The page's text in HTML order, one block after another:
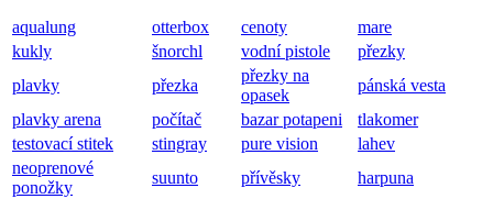
aqualung otterbox cenoty
mare
kukly
šnorchl vodní pistole
přezky
plavky
přezka
přezky na
opasek
pánská vesta
plavky arena
počítač bazar potapeni
tlakomer
testovací stitek
stingray pure vision
lahev
neoprenové
ponožky
suunto přívěsky harpuna